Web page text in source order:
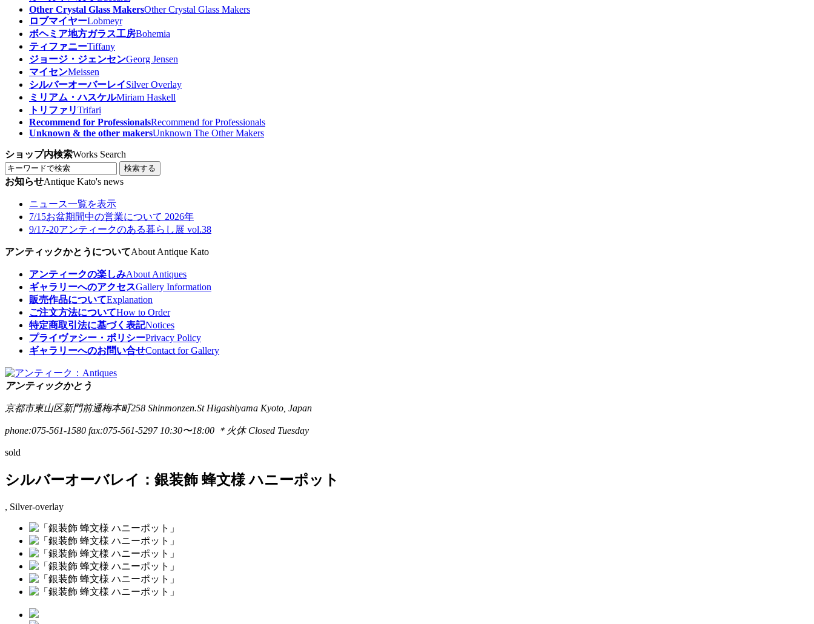
Other Crystal Glass MakersOther Crystal Glass Makers
ロブマイヤーLobmeyr
ボヘミア地方ガラス工房Bohemia
ティファニーTiffany
ジョージ・ジェンセンGeorg Jensen
マイセンMeissen
シルバーオーバーレイSilver Overlay
ミリアム・ハスケルMiriam Haskell
トリファリTrifari
Recommend for ProfessionalsRecommend for Professionals
Unknown & the other makersUnknown The Other Makers
ショップ内検索Works Search
検索する
お知らせAntique Kato's news
ニュース一覧を表示
7/15お盆期間中の営業について 2026年
9/17-20アンティークのある暮らし展 vol.38
アンティックかとうについてAbout Antique Kato
アンティークの楽しみAbout Antiques
ギャラリーへのアクセスGallery Information
販売作品についてExplanation
ご注文方法についてHow to Order
特定商取引法に基づく表記Notices
プライヴァシー・ポリシーPrivacy Policy
ギャラリーへのお問い合せContact for Gallery
アンティックかとう
京都市東山区新門前通梅本町258 Shinmonzen.St Higashiyama Kyoto, Japan
phone:075-561-1580 fax:075-561-5297 10:30〜18:00 ＊火休 Closed Tuesday
sold
シルバーオーバレイ：銀装飾 蜂文様 ハニーポット
, Silver-overlay